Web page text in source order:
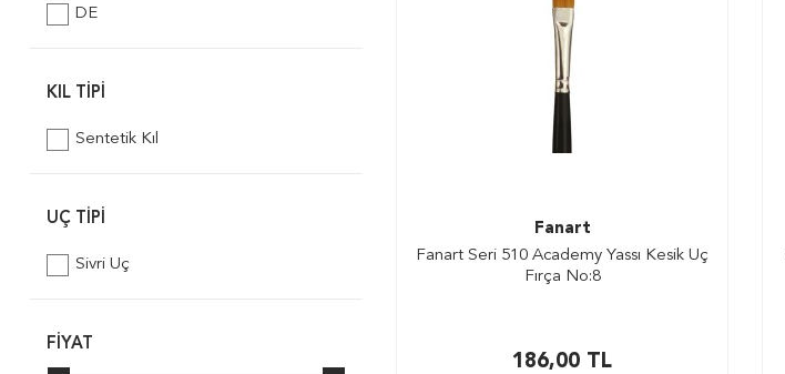
DE
KIL TIPI
Sentetik Kıl
UÇ TIPI
Sivri Uç
FIYAT
Fanart
Fanart Seri 510 Academy Yassı Kesik Uç
Fırça No:8
186,00 TL